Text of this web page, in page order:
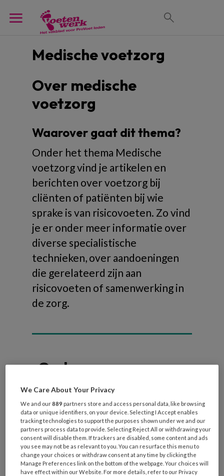
Medische voetzorg
Over medische
voetzorg
Waarover gaat dit thema?
Onder het thema Medische
voetzorg vind je artikelen en
berichten over voetzorg bij
cliënten of patiënten bij wie
sprake is van risicovoeten. Zo vind
je er onder meer informatie over
diverse specialistische
technieken, over aandoeningen
die gerelateerd zijn aan
risicovoeten of samenwerking in
de zorg.
Onderwerpen
Diabetische voet
Reumatische voet
Oncologische voet
Spastische voet
Oudere voet
We Care About Your Privacy
We and our889 partners store and access personal data, like browsing
data or unique identifiers, on your device. Selecting I Accept enables
tracking technologies to support the purposes shown under we and our
partners process data to provide. Selecting Reject All or withdrawing your
consent will disable them. If trackers are disabled, some content and ads
you see may not be as relevant to you. You can resurface this menu to
change your choices or withdraw consent at any time by clicking the
Manage Preferences link on the bottom of the webpage. Your choices will
have effect within our Website. For more details, refer to our Privacy